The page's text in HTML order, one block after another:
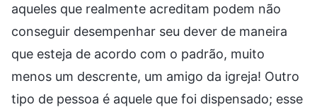
aqueles que realmente acreditam podem não
conseguir desempenhar seu dever de maneira
que esteja de acordo com o padrão, muito
menos um descrente, um amigo da igreja! Outro
tipo de pessoa é aquele que foi dispensado; esse